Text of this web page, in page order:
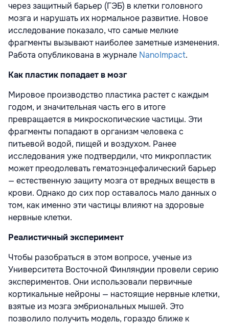
через защитный барьер (ГЭБ) в клетки головного
мозга и нарушать их нормальное развитие. Новое
исследование показало, что самые мелкие
фрагменты вызывают наиболее заметные изменения.
Работа опубликована в журнале NanoImpact.
Как пластик попадает в мозг
Мировое производство пластика растет с каждым
годом, и значительная часть его в итоге
превращается в микроскопические частицы. Эти
фрагменты попадают в организм человека с
питьевой водой, пищей и воздухом. Ранее
исследования уже подтвердили, что микропластик
может преодолевать гематоэнцефалический барьер
— естественную защиту мозга от вредных веществ в
крови. Однако до сих пор оставалось мало данных о
том, как именно эти частицы влияют на здоровые
нервные клетки.
Реалистичный эксперимент
Чтобы разобраться в этом вопросе, ученые из
Университета Восточной Финляндии провели серию
экспериментов. Они использовали первичные
кортикальные нейроны — настоящие нервные клетки,
взятые из мозга эмбриональных мышей. Это
позволило получить модель, гораздо ближе к